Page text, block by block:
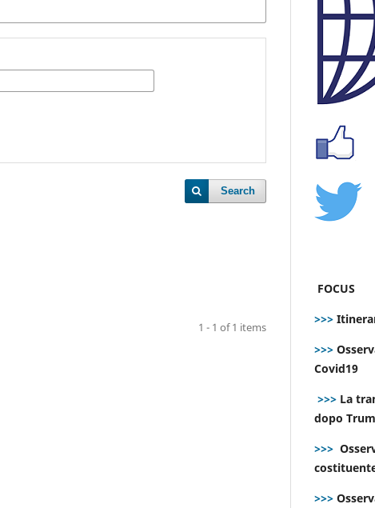
Search
1 - 1 of 1 items
FOCUS
>>>
>>>
Covid19
>>> La
dopo
>>>
>>>